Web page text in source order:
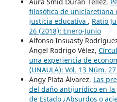
filosófica de uniclaretiana
justicia educativa , Ratio
26 (2018): Enero-Junio
Alfonso Insuasty
Ángel Rodrigo Vélez,
una experiencia de
(UNAULA): Vol. 13 Núm.
Angy Plata Álvarez, Las
del daño antijurídico en
de Estado ¿Absurdos o